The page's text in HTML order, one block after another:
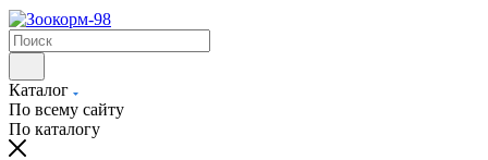
Каталог
По всему сайту
По каталогу